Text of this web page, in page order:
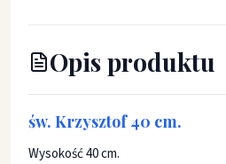
Opis produktu
św. Krzysztof 40 cm.
Wysokość 40 cm.